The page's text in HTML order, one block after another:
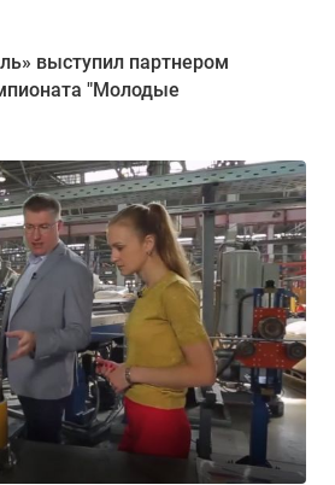
выступил партнером
"Молодые